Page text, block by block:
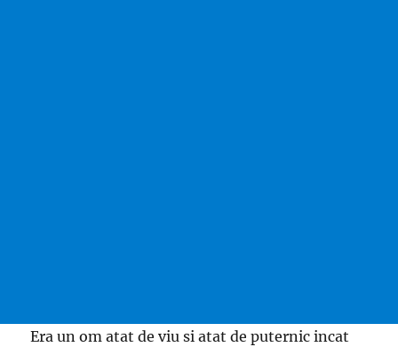
Era un om atat de viu si atat de puternic incat